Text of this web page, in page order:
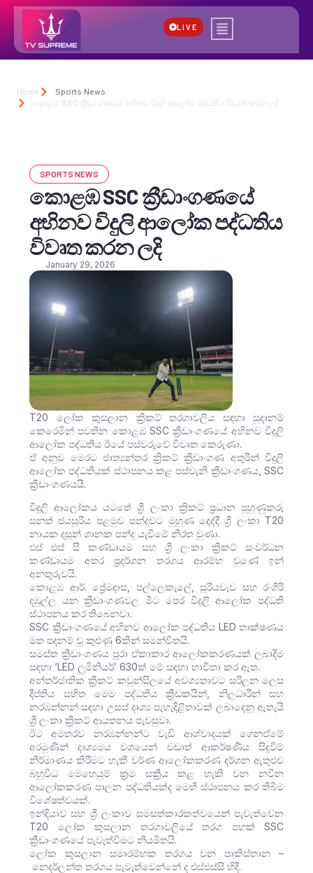
LIVE
Home
Sports News
කොළඹ SSC ක්‍රීඩාංගණයේ අභිනව විදුලි ආලෝක පද්ධතිය විවෘත කරන ලදි
SPORTS NEWS
කොළඹ SSC ක්‍රීඩාංගණයේ
අභිනව විදුලි ආලෝක පද්ධතිය
විවෘත කරන ලදි
January 29, 2026
T20 ලෝක කුසලාන ක්‍රිකට් තරගාවලිය සඳහා සූදානම්
කෙරෙමින් පවතින කොළඹ SSC ක්‍රීඩාංගණයේ අභිනව විදුලි
ආලෝක පද්ධතිය ඊයේ පස්වරුවේ විවෘත කෙරුණා.
ඒ අනුව මෙරට ජාත්‍යන්තර ක්‍රිකට් ක්‍රීඩාංගණ අතුරින් විදුලි
ආලෝක පද්ධතියක් ස්ථාපනය කළ පස්වැනි ක්‍රීඩාංගණය, SSC
ක්‍රීඩාංගණයයි.
විදුලි ආලෝකය යටතේ ශ්‍රී ලංකා ක්‍රිකට් ප්‍රධාන පුහුණුකරු
සනත් ජයසූරිය පළමුව පන්දුවට මුහුණ දෙද්දී ශ්‍රී ලංකා T20
නායක දසුන් ශානක පන්දු යැවීමේ නිරත වුණා.
එස් එස් සී කණ්ඩායම සහ ශ්‍රී ලංකා ක්‍රිකට් සංවර්ධන
කණ්ඩායම අතර ප්‍රදර්ශන තරගය ආරම්භ වුණේ ඉන්
අනතුරුවයි.
කොළඹ ආර්. ප්‍රේමදාස, පල්ලෙකැලේ, සූරියවැව සහ රංගිරි
දඹුල්ල යන ක්‍රීඩාංගණවල මීට පෙර විදුලි ආලෝක පද්ධති
ස්ථාපනය කර තිබෙනවා.
SSC ක්‍රීඩාංගණයේ අභිනව ආලෝක පද්ධතිය LED තාක්ෂණය
මත පදනම් වූ කුළුණු 6කින් සමන්විතයි.
සමස්ත ක්‍රීඩාංගණය පුරා ඒකාකාර ආලෝකකරණයක් ලබාදීම
සඳහා ‘LED ලුමිනියර්’ 630ක් මේ සඳහා භාවිතා කර ඇත.
අන්තර්ජාතික ක්‍රිකට් කවුන්සිලයේ අවශ්‍යතාවට සරිලන ලෙස
දීප්තිය සහිත මෙම පද්ධතිය ක්‍රීඩකයින්, නිලධාරීන් සහ
නරඹන්නන් සඳහා උසස් දෘශ්‍ය පැහැදිළිතාවක් ලබාදෙනු ඇතැයි
ශ්‍රී ලංකා ක්‍රිකට් ආයතනය පැවසුවා.
ඊට අමතරව නරඹන්නන්ට වැඩි ආශ්වාදයක් ගෙනඒමේ
අරමුණින් දෘශ්‍යමය වශයෙන් වඩාත් ආකර්ෂණීය සිදුවීම්
නිර්මාණය කිරීමට හැකි වර්ණ ආලෝකකරණ දර්ශන ඇතුළුව
බහුවිධ මෙහෙයුම් ක්‍රම සක්‍රීය කළ හැකි වන නවීන
ආලෝකකරණ පාලන පද්ධතියක්ද මෙහි ස්ථාපනය කර තිබීම
විශේෂත්වයක්.
ඉන්දියාව සහ ශ්‍රී ලංකාව සමසත්කාරකත්වයෙන් පැවැත්වෙන
T20 ලෝක කුසලාන තරගාවලියේ තරග පහක් SSC
ක්‍රීඩාංගණයේ පැවැත්වීමට නියමිතයි.
ලෝක කුසලාන සමාරම්භක තරගය වන පාකිස්තාන –
නෙදර්ලන්ත තරගය පැවැත්වෙන්නේ ද එස්එස්සී හිදී.